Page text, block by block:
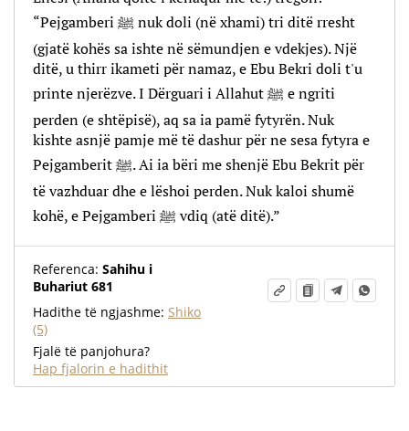
“Pejgamberi ﷺ nuk doli (në xhami) tri ditë rresht
(gjatë kohës sa ishte në sëmundjen e vdekjes). Një
ditë, u thirr ikameti për namaz, e Ebu Bekri doli t'u
printe njerëzve. I Dërguari i Allahut ﷺ e ngriti
perden (e shtëpisë), aq sa ia pamë fytyrën. Nuk
kishte asnjë pamje më të dashur për ne sesa fytyra e
Pejgamberit ﷺ. Ai ia bëri me shenjë Ebu Bekrit për
të vazhduar dhe e lëshoi perden. Nuk kaloi shumë
kohë, e Pejgamberi ﷺ vdiq (atë ditë).”
Referenca: Sahihu i
Buhariut 681
Hadithe të ngjashme: Shiko
(5)
Fjalë të panjohura?
Hap fjalorin e hadithit